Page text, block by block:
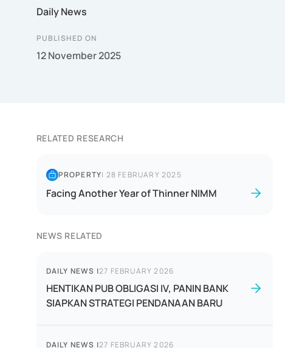
Daily News
PUBLISHED ON
12 November 2025
RELATED RESEARCH
PROPERTY| 28 FEBRUARY 2025
Facing Another Year of Thinner NIMM
NEWS RELATED
DAILY NEWS |27 FEBRUARY 2026
HENTIKAN PUB OBLIGASI IV, PANIN BANK
SIAPKAN STRATEGI PENDANAAN BARU
DAILY NEWS |27 FEBRUARY 2026